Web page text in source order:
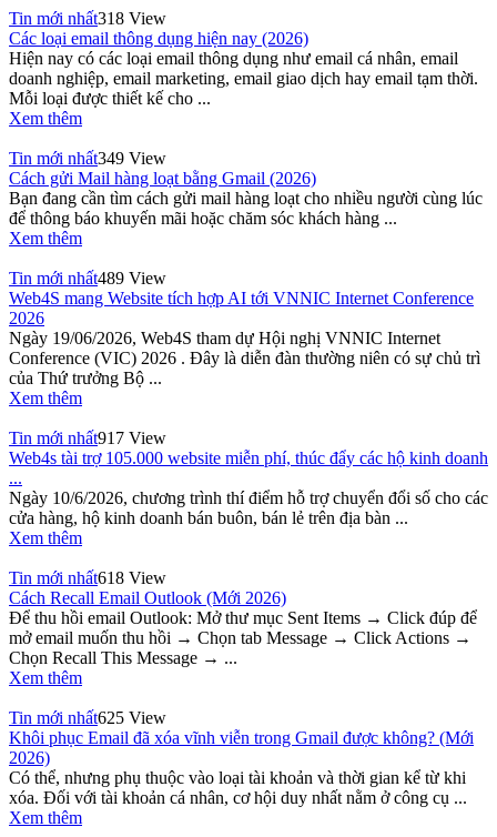
Tin mới nhất318 View
Các loại email thông dụng hiện nay (2026)
Hiện nay có các loại email thông dụng như email cá nhân, email
doanh nghiệp, email marketing, email giao dịch hay email tạm thời.
Mỗi loại được thiết kế cho ...
Xem thêm
Tin mới nhất349 View
Cách gửi Mail hàng loạt bằng Gmail (2026)
Bạn đang cần tìm cách gửi mail hàng loạt cho nhiều người cùng lúc
để thông báo khuyến mãi hoặc chăm sóc khách hàng ...
Xem thêm
Tin mới nhất489 View
Web4S mang Website tích hợp AI tới VNNIC Internet Conference
2026
Ngày 19/06/2026, Web4S tham dự Hội nghị VNNIC Internet
Conference (VIC) 2026 . Đây là diễn đàn thường niên có sự chủ trì
của Thứ trưởng Bộ ...
Xem thêm
Tin mới nhất917 View
Web4s tài trợ 105.000 website miễn phí, thúc đẩy các hộ kinh doanh
...
Ngày 10/6/2026, chương trình thí điểm hỗ trợ chuyển đổi số cho các
cửa hàng, hộ kinh doanh bán buôn, bán lẻ trên địa bàn ...
Xem thêm
Tin mới nhất618 View
Cách Recall Email Outlook (Mới 2026)
Để thu hồi email Outlook: Mở thư mục Sent Items → Click đúp để
mở email muốn thu hồi → Chọn tab Message → Click Actions →
Chọn Recall This Message → ...
Xem thêm
Tin mới nhất625 View
Khôi phục Email đã xóa vĩnh viễn trong Gmail được không? (Mới
2026)
Có thể, nhưng phụ thuộc vào loại tài khoản và thời gian kể từ khi
xóa. Đối với tài khoản cá nhân, cơ hội duy nhất nằm ở công cụ ...
Xem thêm